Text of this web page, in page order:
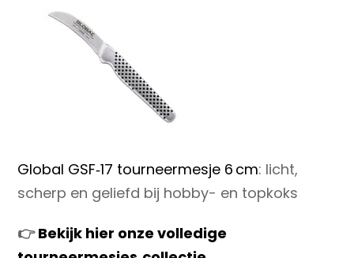
Global GSF‑17 tourneermesje 6 cm: licht,
scherp en geliefd bij hobby- en topkoks
👉Bekijk hier onze volledige